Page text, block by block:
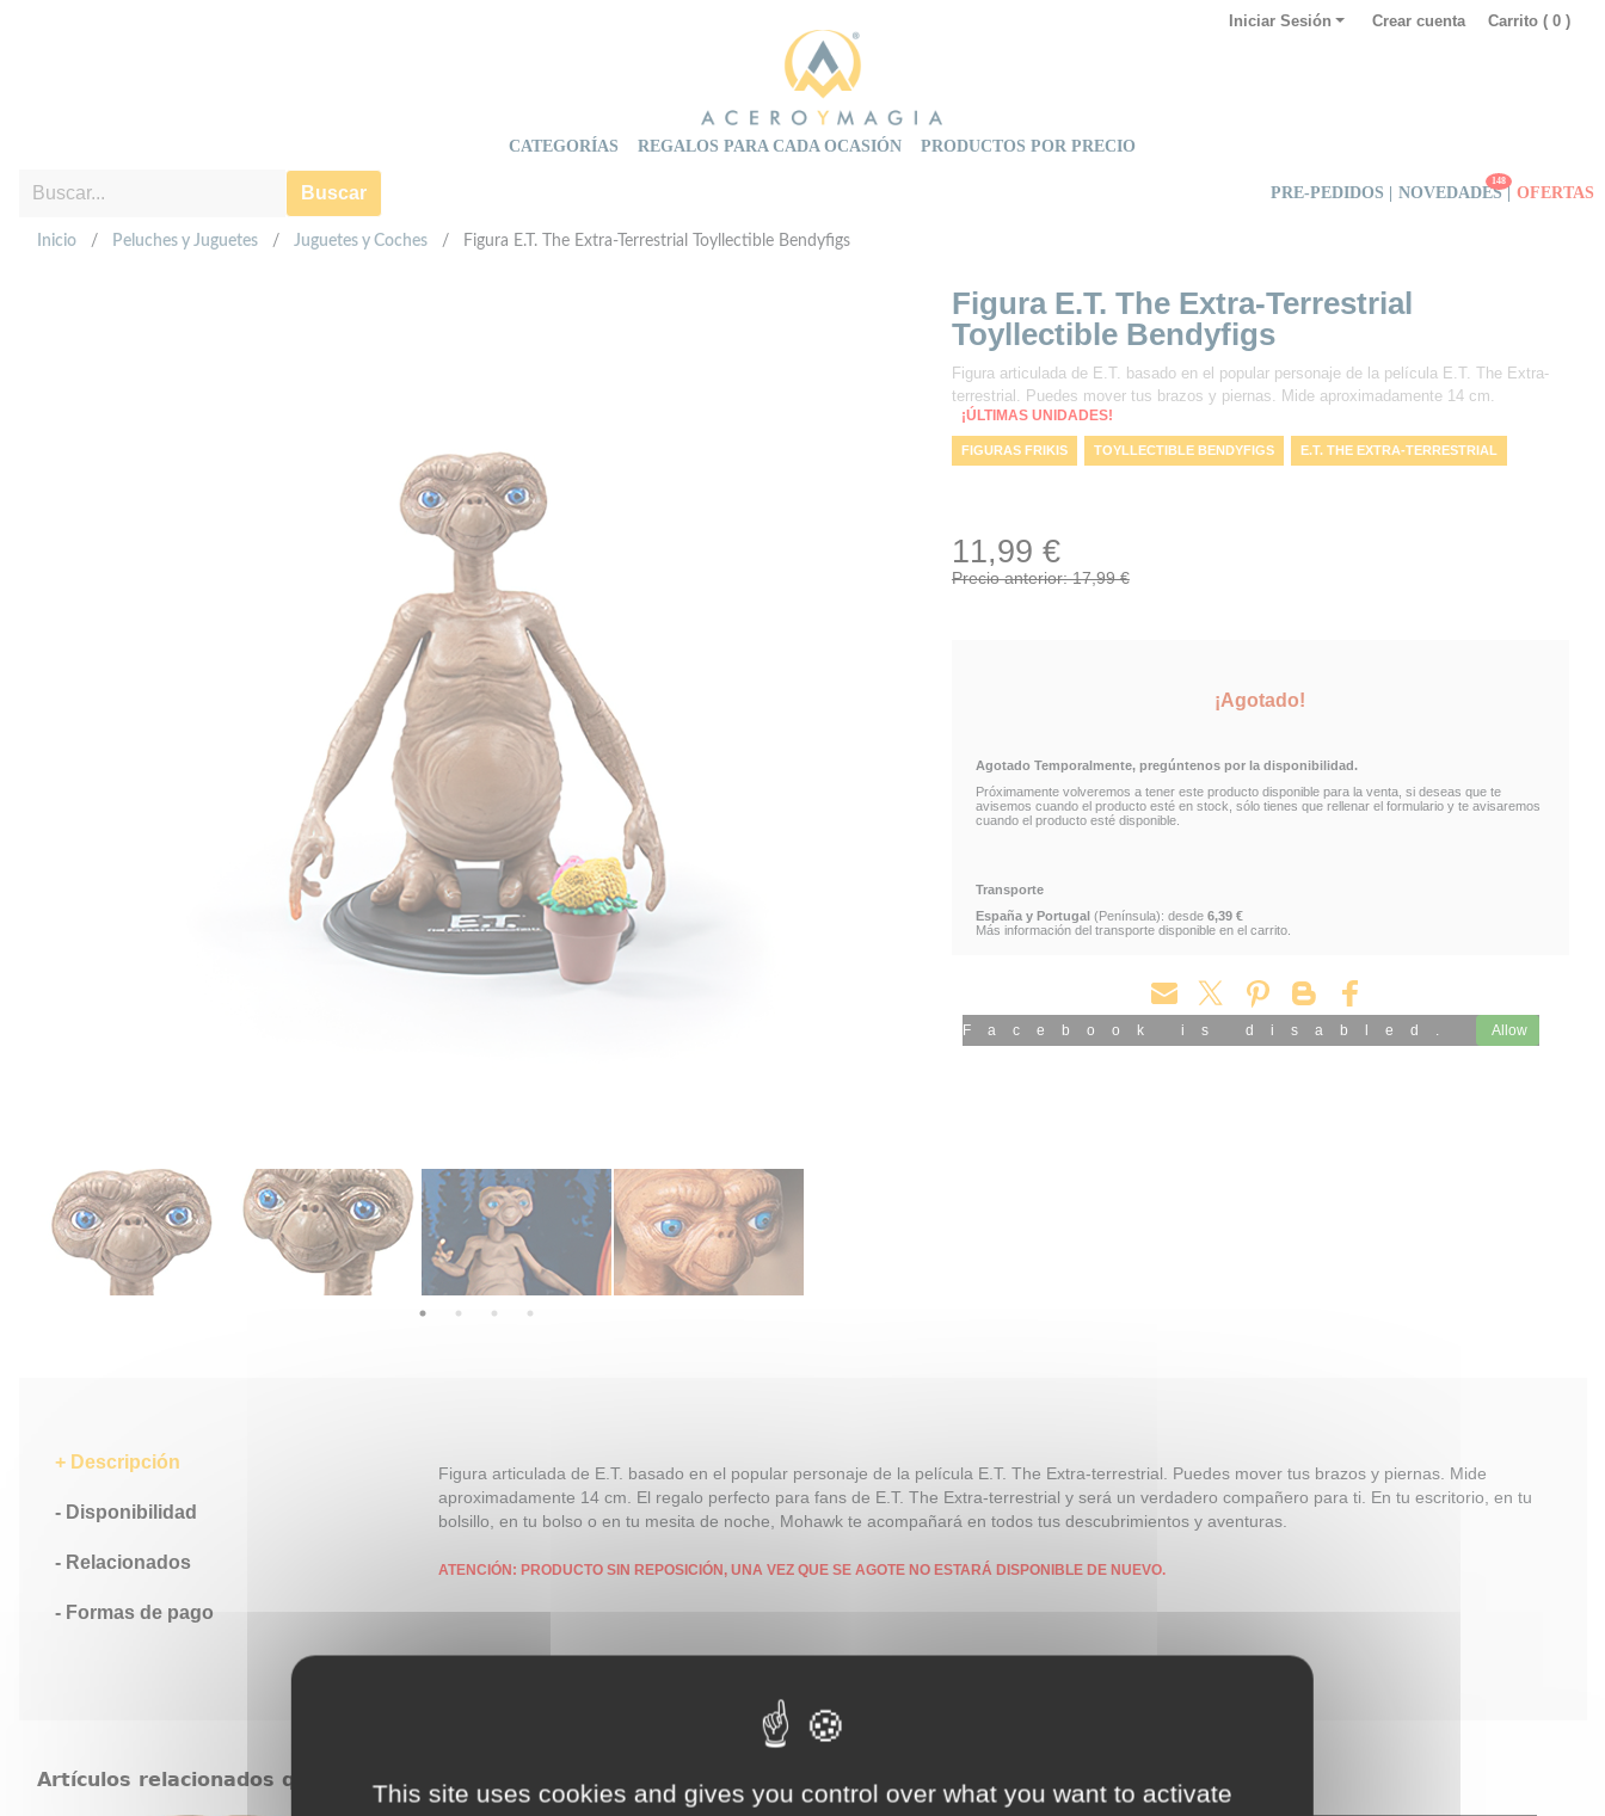
Carrito ( 0 )
Crear cuenta
Iniciar Sesión
CATEGORÍAS REGALOS PARA CADA OCASIÓN PRODUCTOS POR PRECIO
Buscar PRE-PEDIDOS | NOVEDADES
148
| OFERTAS
Inicio / Peluches y Juguetes / Juguetes y Coches / Figura E.T. The Extra-Terrestrial Toyllectible Bendyfigs
Figura E.T. The Extra-Terrestrial
Toyllectible Bendyfigs
Figura articulada de E.T. basado en el popular personaje de la película E.T. The Extra-
terrestrial. Puedes mover tus brazos y piernas. Mide aproximadamente 14 cm.
¡ÚLTIMAS UNIDADES!
FIGURAS FRIKIS TOYLLECTIBLE BENDYFIGS E.T. THE EXTRA-TERRESTRIAL
11,99 €
Precio anterior: 17,99 €
¡Agotado!
Agotado Temporalmente, pregúntenos por la disponibilidad.
Próximamente volveremos a tener este producto disponible para la venta, si deseas que te
avisemos cuando el producto esté en stock, sólo tienes que rellenar el formulario y te avisaremos
cuando el producto esté disponible.
Transporte
España y Portugal(Península): desde 6,39 €
Más información del transporte disponible en el carrito.
Facebook is disabled. Allow
Descripción
Disponibilidad
Relacionados
Formas de pago
Figura articulada de E.T. basado en el popular personaje de la película E.T. The Extra-terrestrial. Puedes mover tus brazos y piernas. Mide
aproximadamente 14 cm. El regalo perfecto para fans de E.T. The Extra-terrestrial y será un verdadero compañero para ti. En tu escritorio, en tu
bolsillo, en tu bolso o en tu mesita de noche, Mohawk te acompañará en todos tus descubrimientos y aventuras.
ATENCIÓN: PRODUCTO SIN REPOSICIÓN, UNA VEZ QUE SE AGOTE NO ESTARÁ DISPONIBLE DE NUEVO.
Artículos relacionados que también pueden interesarte. Pincha aquí para ver todos
This site uses cookies and gives you control over what you want to activate